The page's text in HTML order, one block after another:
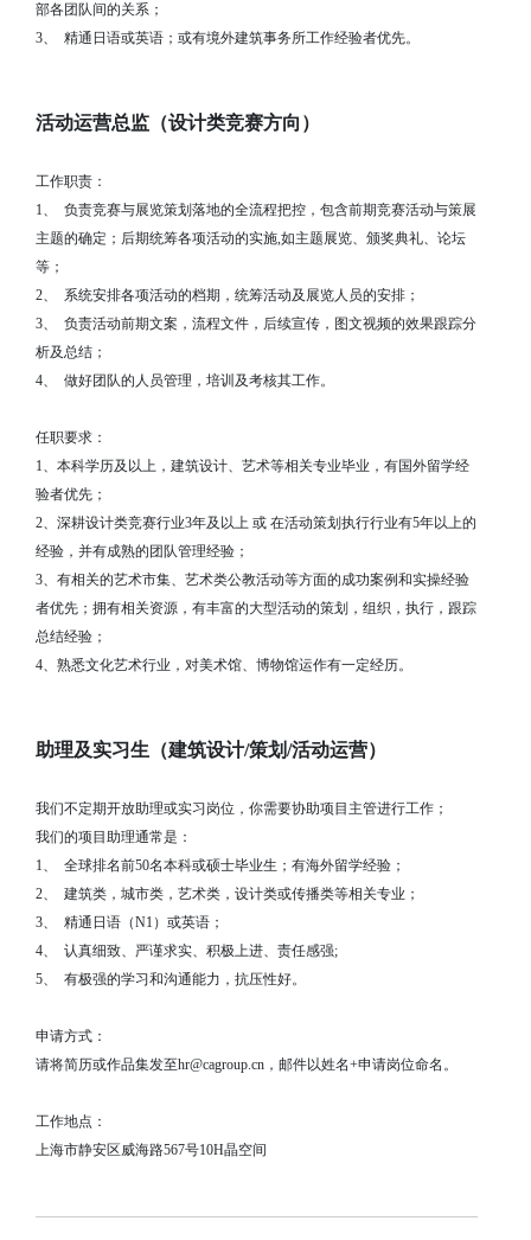
部各团队间的关系；
3、
精通日语或英语；或有境外建筑事务所工作经验者优先。
活动运营总监（设计类竞赛方向）
工作职责：
1、
负责竞赛与展览策划落地的全流程把控，包含前期竞赛活动与策展
主题的确定；后期统筹各项活动的实施,如主题展览、颁奖典礼、论坛
等；
2、
系统安排各项活动的档期，统筹活动及展览人员的安排；
3、
负责活动前期文案，流程文件，后续宣传，图文视频的效果跟踪分
析及总结；
4、
做好团队的人员管理，培训及考核其工作。
任职要求：
1、本科学历及以上，建筑设计、艺术等相关专业毕业，有国外留学经
验者优先；
2、深耕设计类竞赛行业3年及以上 或 在活动策划执行行业有5年以上的
经验，并有成熟的团队管理经验；
3、有相关的艺术市集、艺术类公教活动等方面的成功案例和实操经验
者优先；拥有相关资源，有丰富的大型活动的策划，组织，执行，跟踪
总结经验；
4、熟悉文化艺术行业，对美术馆、博物馆运作有一定经历。
助理及实习生（建筑设计/策划/活动运营）
我们不定期开放助理或实习岗位，你需要协助项目主管进行工作；
我们的项目助理通常是：
1、
全球排名前50名本科或硕士毕业生；有海外留学经验；
2、
建筑类，城市类，艺术类，设计类或传播类等相关专业；
3、
精通日语（N1）或英语；
4、
认真细致、严谨求实、积极上进、责任感强;
5、
有极强的学习和沟通能力，抗压性好。
申请方式：
请将简历或作品集发至hr@cagroup.cn，邮件以姓名+申请岗位命名。
工作地点：
上海市静安区威海路567号10H晶空间